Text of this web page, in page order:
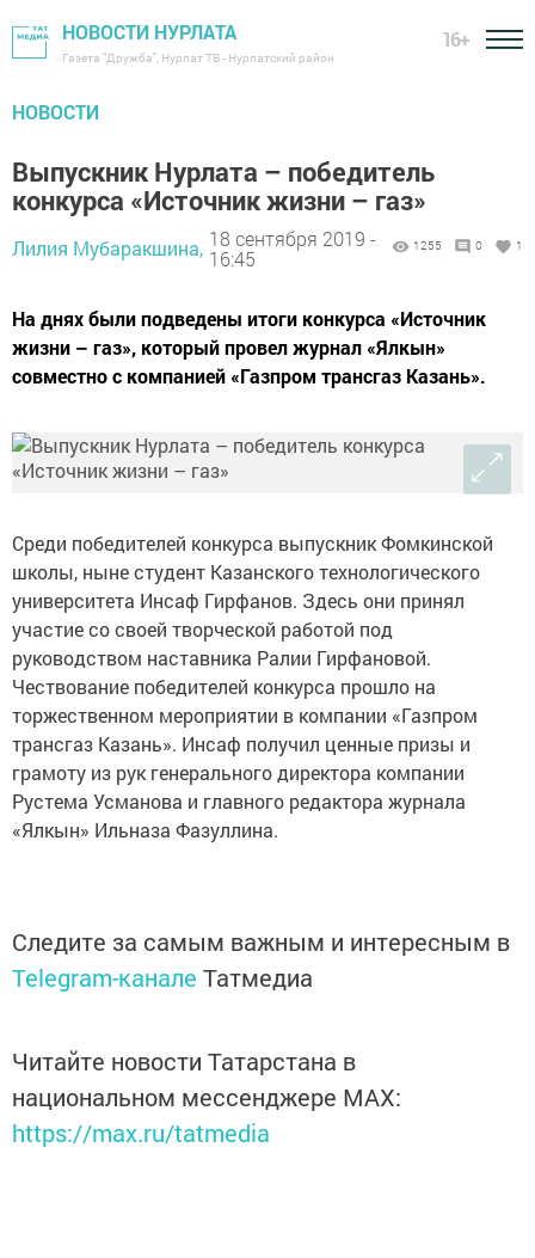
НОВОСТИ НУРЛАТА
Газета "Дружба", Нурлат ТВ - Нурлатский район
16+
НОВОСТИ
Выпускник Нурлата – победитель
конкурса «Источник жизни – газ»
Лилия Мубаракшина, 18 сентября 2019 -
16:45
1255 0 1
На днях были подведены итоги конкурса «Источник
жизни – газ», который провел журнал «Ялкын»
совместно с компанией «Газпром трансгаз Казань».
Среди победителей конкурса выпускник Фомкинской
школы, ныне студент Казанского технологического
университета Инсаф Гирфанов. Здесь они принял
участие со своей творческой работой под
руководством наставника Ралии Гирфановой.
Чествование победителей конкурса прошло на
торжественном мероприятии в компании «Газпром
трансгаз Казань». Инсаф получил ценные призы и
грамоту из рук генерального директора компании
Рустема Усманова и главного редактора журнала
«Ялкын» Ильназа Фазуллина.
Следите за самым важным и интересным в
Telegram-канале Татмедиа
Читайте новости Татарстана в
национальном мессенджере MАХ:
https://max.ru/tatmedia